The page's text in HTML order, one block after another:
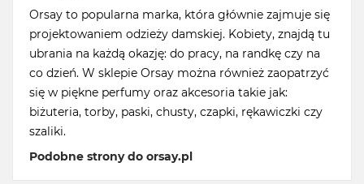
Orsay to popularna marka, która głównie zajmuje się
projektowaniem odzieży damskiej. Kobiety, znajdą tu
ubrania na każdą okazję: do pracy, na randkę czy na
co dzień. W sklepie Orsay można również zaopatrzyć
się w piękne perfumy oraz akcesoria takie jak:
biżuteria, torby, paski, chusty, czapki, rękawiczki czy
szaliki.
Podobne strony do orsay.pl